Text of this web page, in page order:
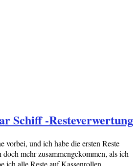
Schiff -Resteverwertung
vorbei, und ich habe die ersten Reste
mehr zusammengekommen, als ich
ich alle Reste auf Kassenrollen